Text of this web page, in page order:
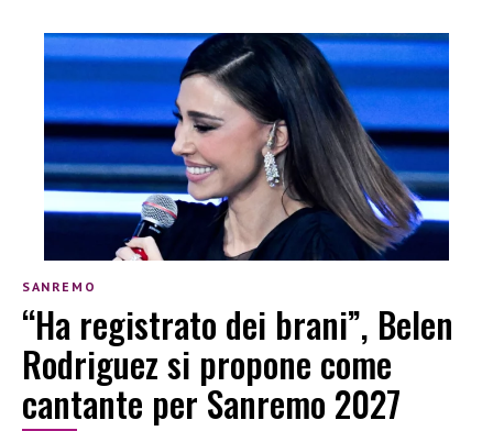
SANREMO
“Ha registrato dei brani”, Belen
Rodriguez si propone come
cantante per Sanremo 2027